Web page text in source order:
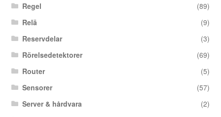
Regel
(89)
Relä
(9)
Reservdelar
(3)
Rörelsedetektorer
(69)
Router
(5)
Sensorer
(57)
Server & hårdvara
(2)